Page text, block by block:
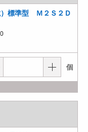
標準型 Ｍ２Ｓ２Ｄ
個